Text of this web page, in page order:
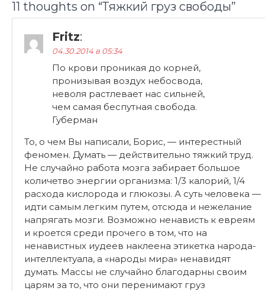
11 thoughts on “Тяжкий груз свободы”
Fritz:
04.30.2014 в 05:34
По крови проникая до корней,
пронизывая воздух небосвода,
неволя растлевает нас сильней,
чем самая беспутная свобода.
Губерман
То, о чем Вы написали, Борис, — интерестный
феномен. Думать — действительно тяжкий труд.
Не случайно работа мозга забирает большое
количетво энергии организма: 1/3 калорий, 1/4
расхода кислорода и глюкозы. А суть человека —
идти самым легким путем, отсюда и нежелание
напрягать мозги. Возможно ненависть к евреям
и кроется среди прочего в том, что на
ненавистных иудеев наклеена этикетка народа-
интеллектуала, а «народы мира» ненавидят
думать. Массы не случайно благодарны своим
царям за то, что они перенимают груз